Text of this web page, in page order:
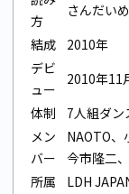
方
さんだい
結成
2010年
デビ
ュー
2010年11
体制
7人組ダ
メン
バー
NAOTO、
今市隆二
所属
LDH